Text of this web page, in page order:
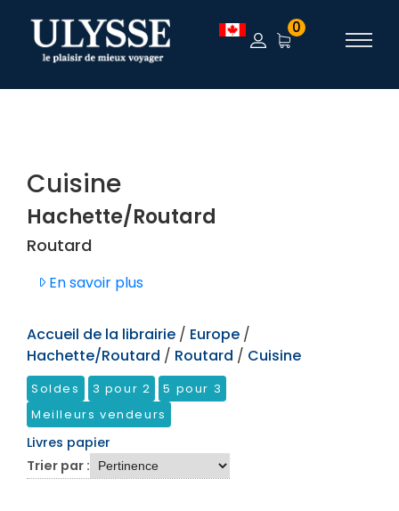
TEST 0
Cuisine
Hachette/Routard
Routard
En savoir plus
Accueil de la librairie / Europe /
Hachette/Routard / Routard / Cuisine
Soldes 3 pour 2
5 pour 3
Meilleurs vendeurs
Livres papier
Trier par :